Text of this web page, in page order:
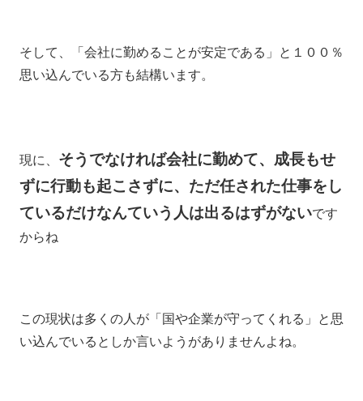
そして、「会社に勤めることが安定である」と１００％
思い込んでいる方も結構います。
現に、 そうでなければ会社に勤めて、成長もせ
ずに行動も起こさずに、ただ任された仕事をし
ているだけなんていう人は出るはずがないです
からね
この現状は多くの人が「国や企業が守ってくれる」と思
い込んでいるとしか言いようがありませんよね。